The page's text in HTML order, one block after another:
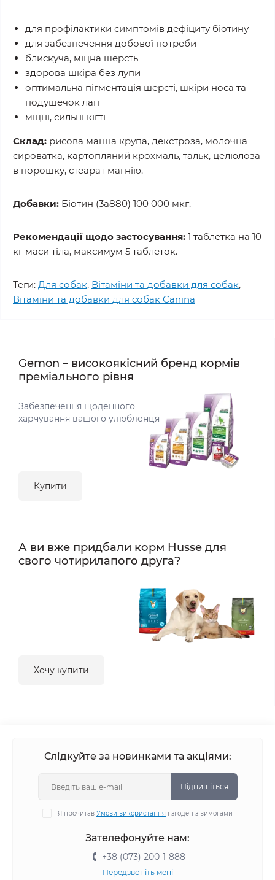
для профілактики симптомів дефіциту біотину
для забезпечення добової потреби
блискуча, міцна шерсть
здорова шкіра без лупи
оптимальна пігментація шерсті, шкіри носа та
подушечок лап
міцні, сильні кігті
Склад: рисова манна крупа, декстроза, молочна
сироватка, картопляний крохмаль, тальк, целюлоза
в порошку, стеарат магнію.
Добавки: Біотин (3a880) 100 000 мкг.
Рекомендації щодо застосування: 1 таблетка на 10
кг маси тіла, максимум 5 таблеток.
Теги: Для собак, Вітаміни та добавки для собак,
Вітаміни та добавки для собак Canina
Gemon – високоякісний бренд кормів
преміального рівня
Забезпечення щоденного
харчування вашого улюбленця
Купити
А ви вже придбали корм Husse для
свого чотирилапого друга?
Хочу купити
Слідкуйте за новинками та акціями:
Підпишіться
Я прочитав Умови використання і згоден з вимогами
Зателефонуйте нам:
+38 (073) 200-1-888
Передзвоніть мені